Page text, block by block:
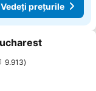
Vedeți prețurile
favorite
9.913